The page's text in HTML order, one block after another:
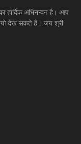
हार्दिक अभिनन्दन है। आप
देख सकते है। जय श्री